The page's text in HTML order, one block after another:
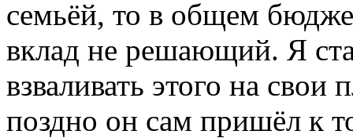
семьёй, то в общем
вклад не решающий. Я
взваливать этого на
поздно он сам пришёл к